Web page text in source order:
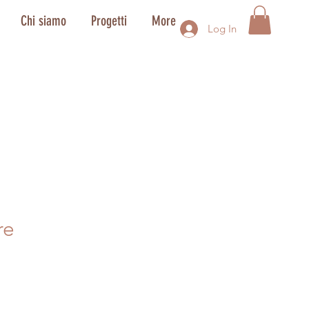
Log In
Chi siamo Progetti More